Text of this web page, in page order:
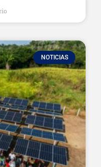
NOTICIAS